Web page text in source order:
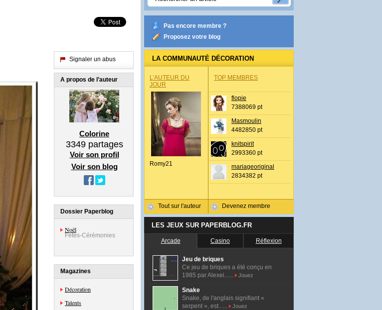
Signaler un abus
A propos de l’auteur
Colorine
3349partages
Voir son profil
Voir son blog
Dossier Paperblog
Noël
Fêtes-Cérémonies
Magazines
Décoration
Talents
Pas encore membre ?
Proposez votre blog
LA COMMUNAUTÉ DÉCORATION
L’AUTEUR DU
JOUR
Romy21
Tout sur l'auteur
TOP MEMBRES
flopie
7388069 pt
Masmoulin
4482850 pt
knitspirit
2993360 pt
mariageoriginal
2834382 pt
Devenez membre
LES JEUX SUR PAPERBLOG.FR
Arcade Casino Réflexion
Jeu de briques
Ce jeu de briques a été conçu en
1985 par Alexei......
Jouez
Snake
Snake, de l'anglais signifiant «
serpent », est......
Jouez